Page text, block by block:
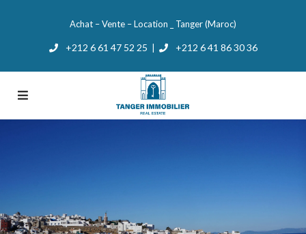
Achat – Vente – Location _ Tanger (Maroc)
+212 6 61 47 52 25 +212 6 41 86 30 36